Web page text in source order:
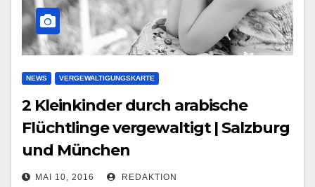
NEWS VERGEWALTIGUNGSKARTE
2 Kleinkinder durch arabische
Flüchtlinge vergewaltigt | Salzburg
und München
MAI 10, 2016 REDAKTION